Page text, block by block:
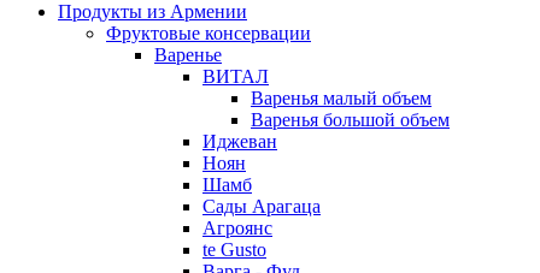
Продукты из Армении
Фруктовые консервации
Варенье
ВИТАЛ
Варенья малый объем
Варенья большой объем
Иджеван
Ноян
Шамб
Сады Арагаца
Агроянс
te Gusto